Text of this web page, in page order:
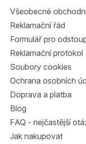
Všeobecné
Reklamační řád
Formulář pro
Reklamační protokol
Soubory cookies
Ochrana osobních
Doprava a platba
Blog
FAQ - nejčastější
Jak nakupovat